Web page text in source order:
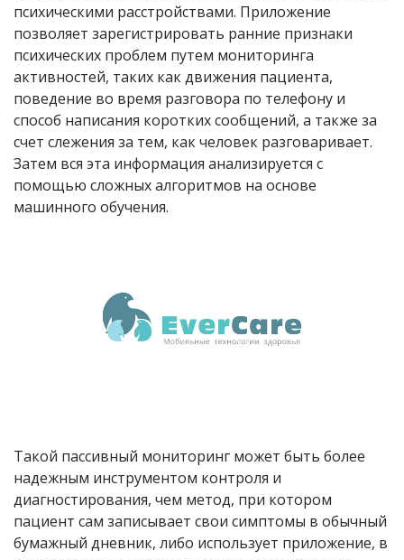
психическими расстройствами. Приложение
позволяет зарегистрировать ранние признаки
психических проблем путем мониторинга
активностей, таких как движения пациента,
поведение во время разговора по телефону и
способ написания коротких сообщений, а также за
счет слежения за тем, как человек разговаривает.
Затем вся эта информация анализируется с
помощью сложных алгоритмов на основе
машинного обучения.
Такой пассивный мониторинг может быть более
надежным инструментом контроля и
диагностирования, чем метод, при котором
пациент сам записывает свои симптомы в обычный
бумажный дневник, либо использует приложение, в